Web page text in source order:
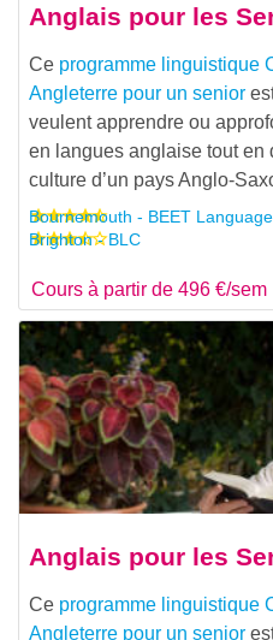
Anglais pour les
Ce programme linguistique
Angleterre pour un senior
veulent apprendre ou
en langues anglaise tout en
culture d’un pays Anglo-
Bournemouth - BEET
Brighton - BLC
Cours à partir de 496 €/sem
Anglais pour les
Ce programme linguistique
Angleterre pour un senior